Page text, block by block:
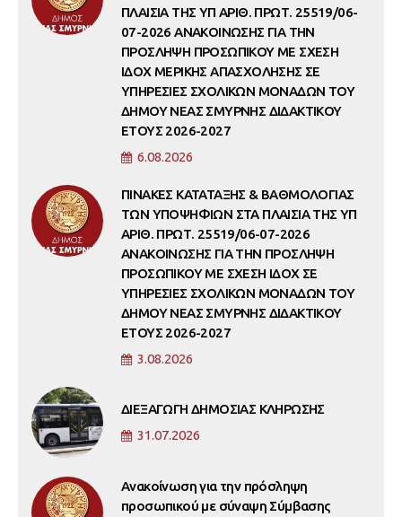
ΠΛΑΙΣΙΑ ΤΗΣ ΥΠ ΑΡΙΘ. ΠΡΩΤ. 25519/06-
07-2026 ΑΝΑΚΟΙΝΩΣΗΣ ΓΙΑ ΤΗΝ
ΠΡΟΣΛΗΨΗ ΠΡΟΣΩΠΙΚΟΥ ΜΕ ΣΧΕΣΗ
ΙΔΟΧ ΜΕΡΙΚΗΣ ΑΠΑΣΧΟΛΗΣΗΣ ΣΕ
ΥΠΗΡΕΣΙΕΣ ΣΧΟΛΙΚΩΝ ΜΟΝΑΔΩΝ ΤΟΥ
ΔΗΜΟΥ ΝΕΑΣ ΣΜΥΡΝΗΣ ΔΙΔΑΚΤΙΚΟΥ
ΕΤΟΥΣ 2026-2027
6.08.2026
ΠΙΝΑΚΕΣ ΚΑΤΑΤΑΞΗΣ & ΒΑΘΜΟΛΟΓΙΑΣ
ΤΩΝ ΥΠΟΨΗΦΙΩΝ ΣΤΑ ΠΛΑΙΣΙΑ ΤΗΣ ΥΠ
ΑΡΙΘ. ΠΡΩΤ. 25519/06-07-2026
ΑΝΑΚΟΙΝΩΣΗΣ ΓΙΑ ΤΗΝ ΠΡΟΣΛΗΨΗ
ΠΡΟΣΩΠΙΚΟΥ ΜΕ ΣΧΕΣΗ ΙΔΟΧ ΣΕ
ΥΠΗΡΕΣΙΕΣ ΣΧΟΛΙΚΩΝ ΜΟΝΑΔΩΝ ΤΟΥ
ΔΗΜΟΥ ΝΕΑΣ ΣΜΥΡΝΗΣ ΔΙΔΑΚΤΙΚΟΥ
ΕΤΟΥΣ 2026-2027
3.08.2026
ΔΙΕΞΑΓΩΓΗ ΔΗΜΟΣΙΑΣ ΚΛΗΡΩΣΗΣ
31.07.2026
Ανακοίνωση για την πρόσληψη
προσωπικού με σύναψη Σύμβασης